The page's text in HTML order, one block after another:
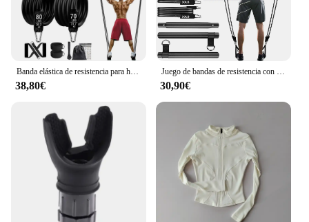
Banda elástica de resistencia para hacer ejercicio en casa, juego de arnés con mancuernas, equipo expansor para entrenamiento en casa, Fitness, 300lb
38,80€
Juego de bandas de resistencia con barra de Fitness, entrenamiento, gimnasio, cuerda de tracción, tubo de látex para Yoga, equipo de ejercicio elástico deportivo para el hogar
30,90€